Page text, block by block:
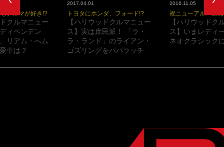
2017.04.01
トヨタにホンダ、フォード!?
【ハリウッドクルマニュー
ス】実は庶民派！ 「ラ・
ラ・ランド」のライアン・
ゴズリングをパパラッチ
2016.11.05
祝ニューアルバム
【ハリウッドク
ス】いまレディ
ネオクラシック
クルマが好き!?
クルマニュー
ィペンデン
リアム・へム
車は？